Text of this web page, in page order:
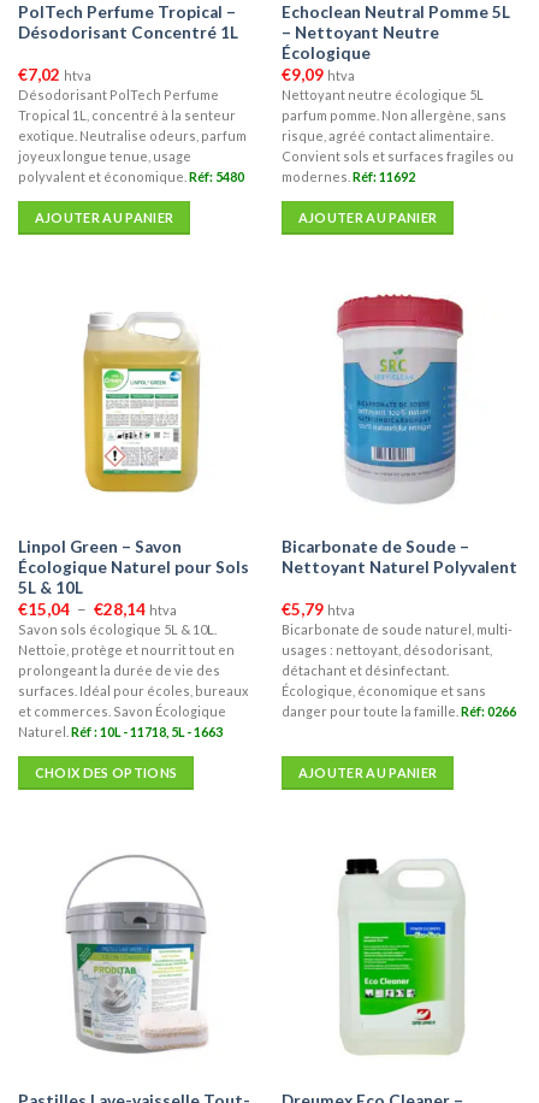
page
du
produit
PolTech Perfume Tropical –
Désodorisant Concentré 1L
€7,02 htva
Désodorisant PolTech Perfume
Tropical 1L, concentré à la senteur
exotique. Neutralise odeurs, parfum
joyeux longue tenue, usage
polyvalent et économique. Réf: 5480
AJOUTER AU PANIER
Echoclean Neutral Pomme 5L
– Nettoyant Neutre
Écologique
€9,09 htva
Nettoyant neutre écologique 5L
parfum pomme. Non allergène, sans
risque, agréé contact alimentaire.
Convient sols et surfaces fragiles ou
modernes. Réf: 11692
AJOUTER AU PANIER
Linpol Green – Savon
Écologique Naturel pour Sols
5L & 10L
€15,04 – €28,14Plage
de
prix :
€15,04
à
€28,14
htva
Savon sols écologique 5L & 10L.
Nettoie, protège et nourrit tout en
prolongeant la durée de vie des
surfaces. Idéal pour écoles, bureaux
et commerces. Savon Écologique
Naturel. Réf : 10L - 11718, 5L - 1663
CHOIX DES OPTIONS
plusieurs
variations.
options
peuvent
Bicarbonate de Soude –
Nettoyant Naturel Polyvalent
€5,79 htva
Bicarbonate de soude naturel, multi-
usages : nettoyant, désodorisant,
détachant et désinfectant.
Écologique, économique et sans
danger pour toute la famille. Réf: 0266
AJOUTER AU PANIER